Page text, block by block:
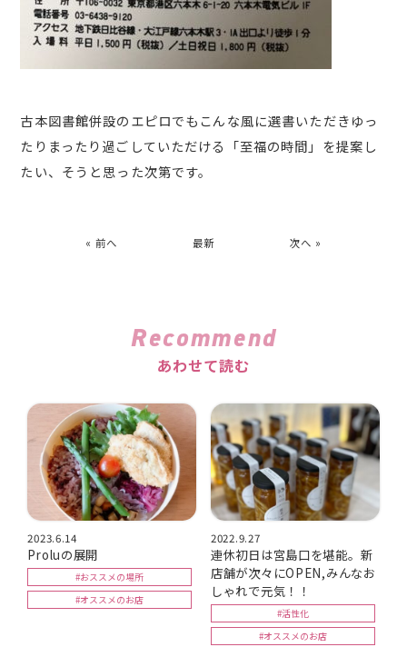
古本図書館併設のエピロでもこんな風に選書いただきゆっ
たりまったり過ごしていただける「至福の時間」を提案し
たい、そうと思った次第です。
« 前へ 最新 次へ »
Recommend
あわせて読む
2023.6.14
Proluの展開
#おススメの場所
#オススメのお店
2022.9.27
連休初日は宮島口を堪能。新
店舗が次々にOPEN,みんなお
しゃれで元気！！
#活性化
#オススメのお店